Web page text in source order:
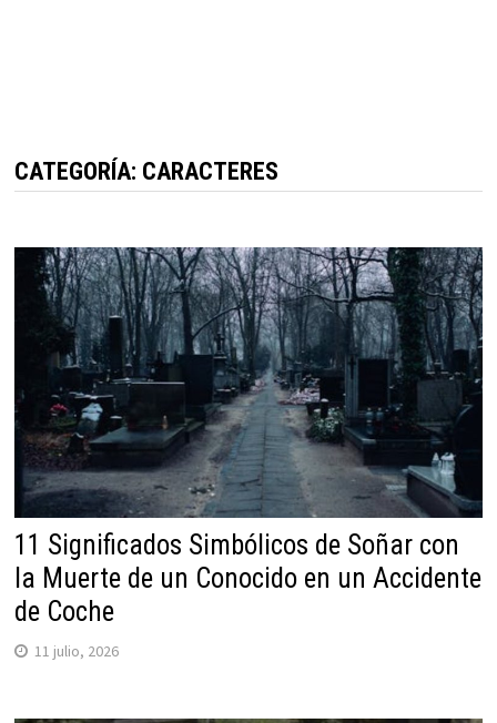
CATEGORÍA: CARACTERES
11 Significados Simbólicos de Soñar con
la Muerte de un Conocido en un Accidente
de Coche
11 julio, 2026